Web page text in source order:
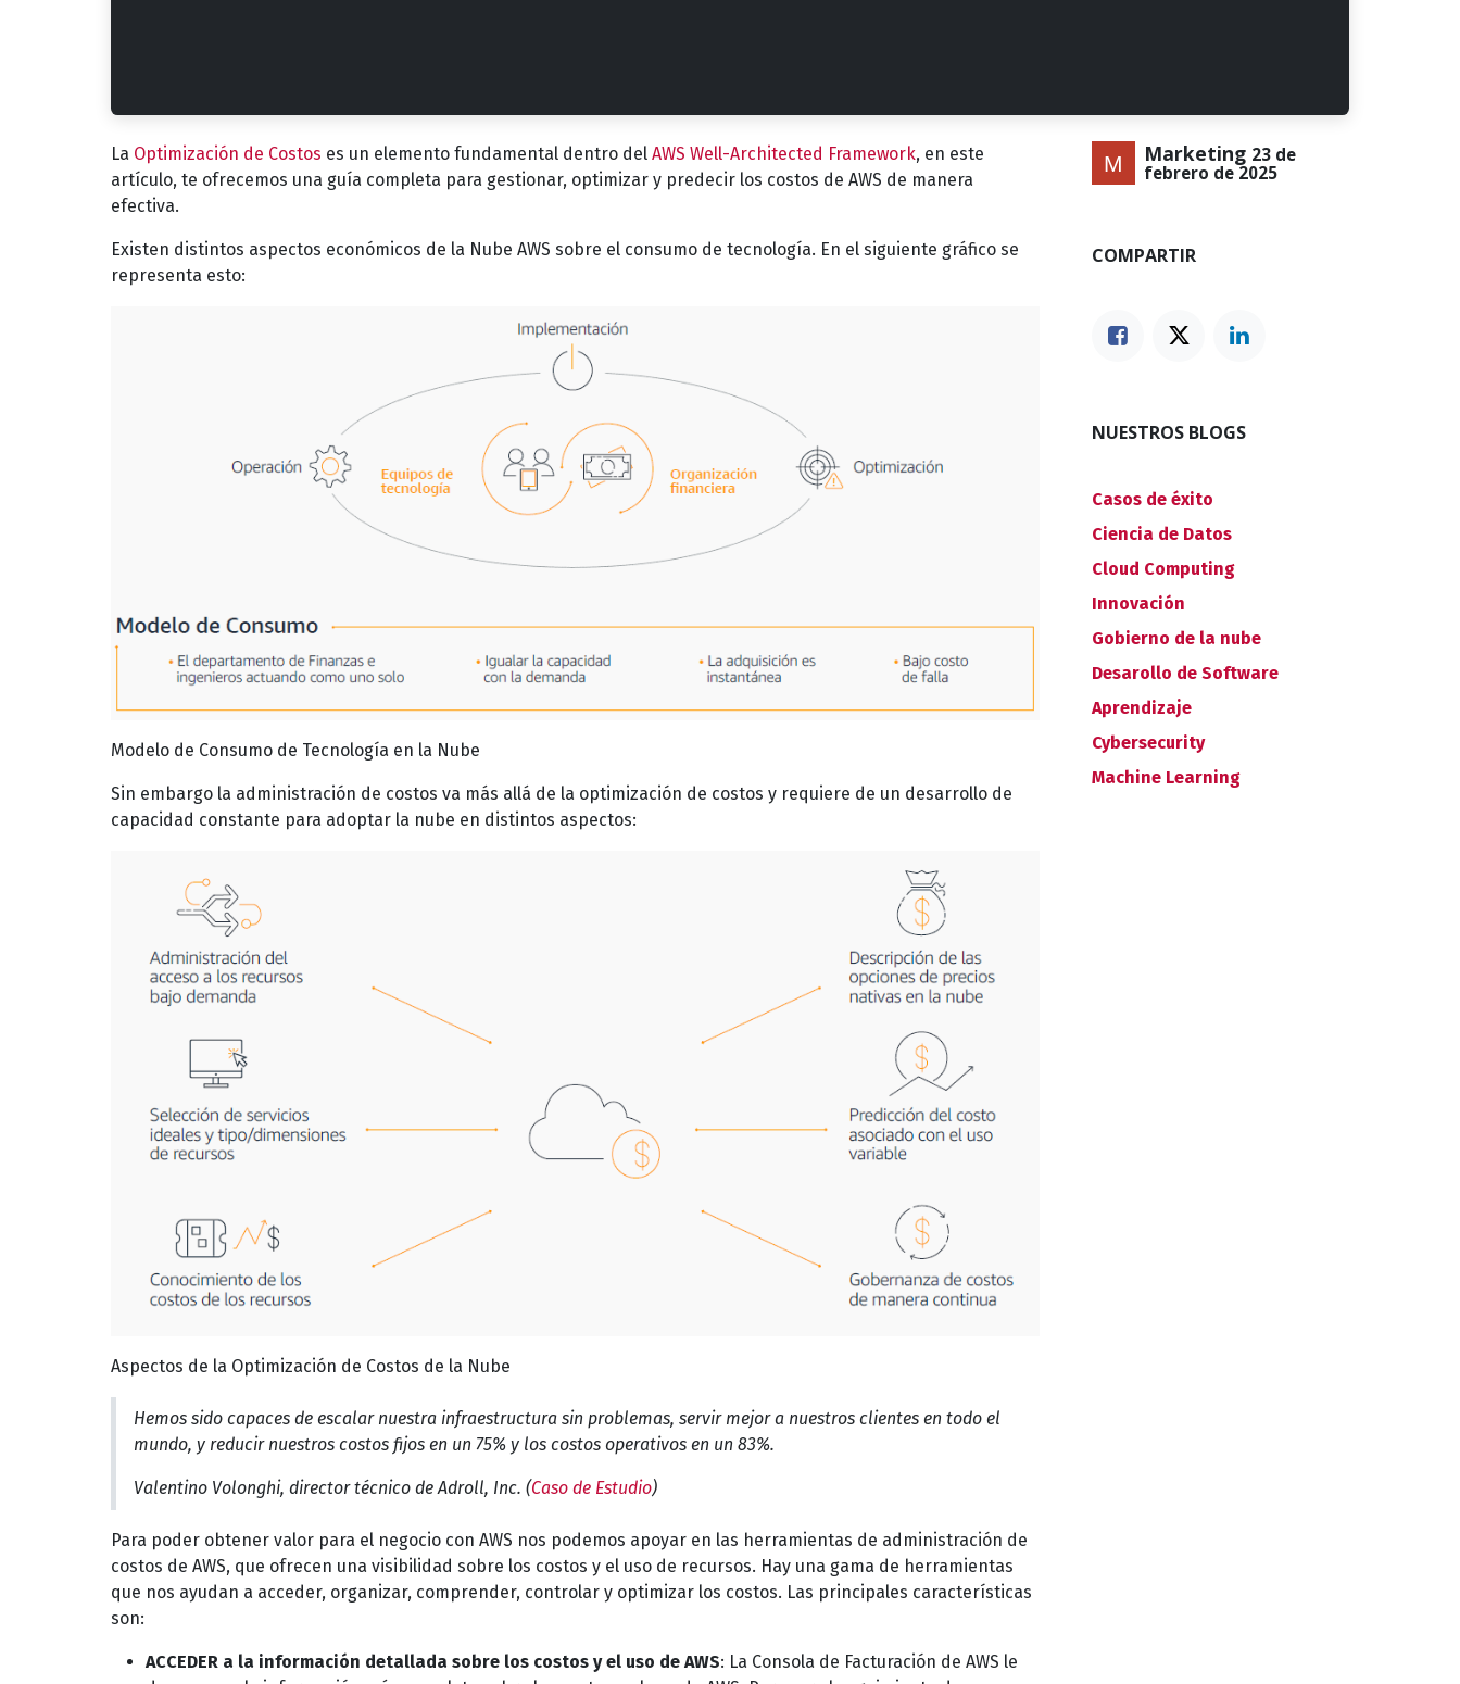
La Optimización de Costos es un elemento fundamental dentro del AWS Well-Architected Framework, en este
artículo, te ofrecemos una guía completa para gestionar, optimizar y predecir los costos de AWS de manera
efectiva.
Existen distintos aspectos económicos de la Nube AWS sobre el consumo de tecnología. En el siguiente gráfico se
representa esto:
Modelo de Consumo de Tecnología en la Nube
Sin embargo la administración de costos va más allá de la optimización de costos y requiere de un desarrollo de
capacidad constante para adoptar la nube en distintos aspectos:
Aspectos de la Optimización de Costos de la Nube
Hemos sido capaces de escalar nuestra infraestructura sin problemas, servir mejor a nuestros clientes en todo el
mundo, y reducir nuestros costos fijos en un 75% y los costos operativos en un 83%.
Valentino Volonghi, director técnico de Adroll, Inc. (Caso de Estudio)
Para poder obtener valor para el negocio con AWS nos podemos apoyar en las herramientas de administración de
costos de AWS, que ofrecen una visibilidad sobre los costos y el uso de recursos. Hay una gama de herramientas
que nos ayudan a acceder, organizar, comprender, controlar y optimizar los costos. Las principales características
son:
ACCEDER a la información detallada sobre los costos y el uso de AWS: La Consola de Facturación de AWS le
Marketing 23 de
febrero de 2025
COMPARTIR
NUESTROS BLOGS
Casos de éxito
Ciencia de Datos
Cloud Computing
Innovación
Gobierno de la nube
Desarollo de Software
Aprendizaje
Cybersecurity
Machine Learning